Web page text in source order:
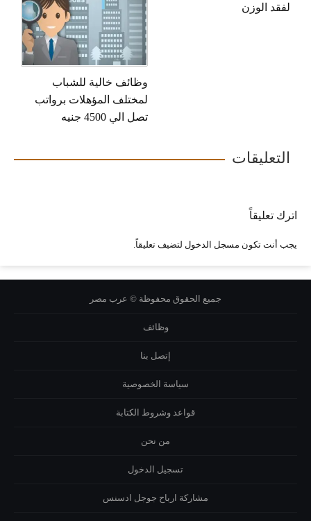
لفقد الوزن
وظائف خالية للشباب
لمختلف المؤهلات برواتب
تصل الي 4500 جنيه
التعليقات
اترك تعليقاً
يجب أنت تكون مسجل الدخول لتضيف تعليقاً.
جميع الحقوق محفوظة © عرب مصر
وظائف
إتصل بنا
سياسة الخصوصية
قواعد وشروط الكتابة
من نحن
تسجيل الدخول
مشاركة ارباح جوجل ادسنس